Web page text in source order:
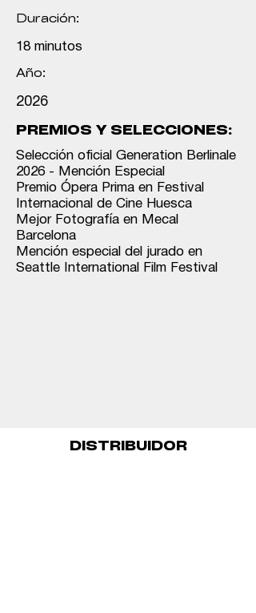
Duración:
18 minutos
Año:
2026
PREMIOS Y SELECCIONES:
Selección oficial Generation Berlinale
2026 - Mención Especial
⁠Premio Ópera Prima en Festival
Internacional de Cine Huesca
⁠Mejor Fotografía en Mecal
Barcelona
⁠Mención especial del jurado en
Seattle International Film Festival
DISTRIBUIDOR